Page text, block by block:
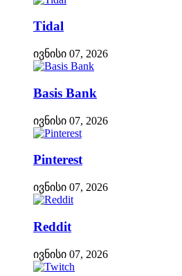
Tidal
ივნისი 07, 2026
Basis Bank
ივნისი 07, 2026
Pinterest
ივნისი 07, 2026
Reddit
ივნისი 07, 2026